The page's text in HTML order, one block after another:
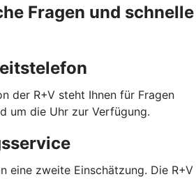
Fragen und schnelle
der R+V steht Ihnen für Fragen
um die Uhr zur Verfügung.
eine zweite Einschätzung. Die R+V